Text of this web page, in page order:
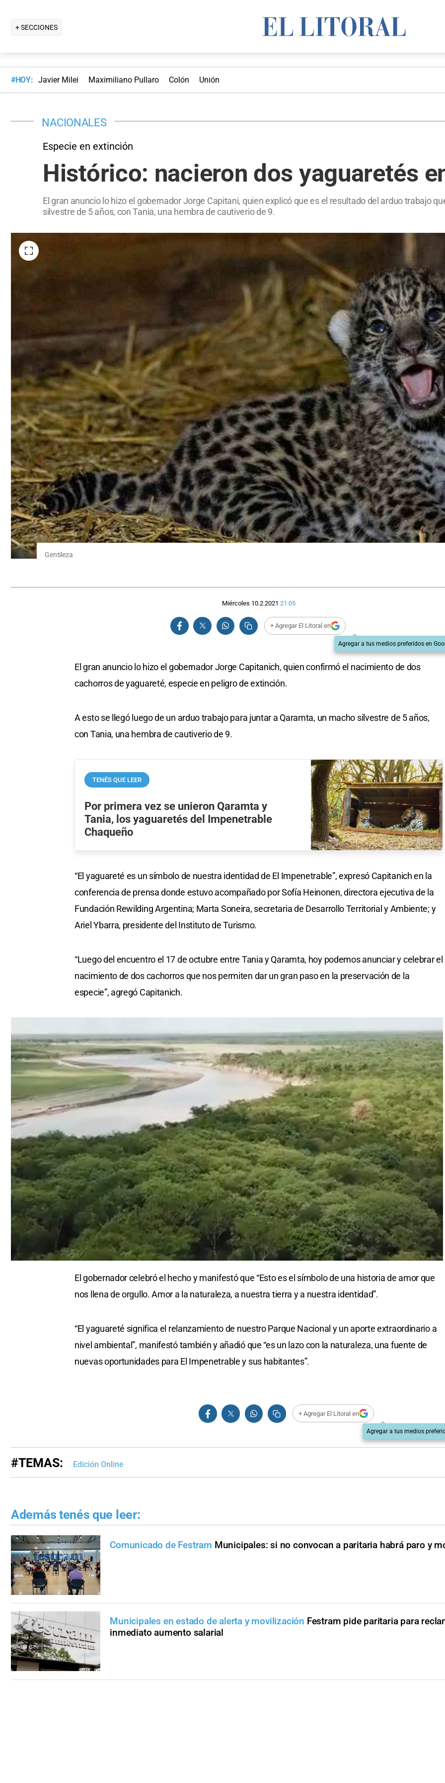
+ SECCIONES
#HOY: Javier Milei Maximiliano Pullaro Colón Unión
NACIONALES
Especie en extinción
Histórico: nacieron dos yaguaretés
El gran anuncio lo hizo el gobernador Jorge Capitani, quien explicó que es el resultado del arduo trabajo
silvestre de 5 años, con Tania, una hembra de cautiverio de 9.
Gentileza
Miércoles 10.2.2021 21:05
+ Agregar El Litoral en
Agregar a tus medios preferidos en
El gran anuncio lo hizo el gobernador Jorge Capitanich, quien confirmó el nacimiento de dos
cachorros de yaguareté, especie en peligro de extinción.
A esto se llegó luego de un arduo trabajo para juntar a Qaramta, un macho silvestre de 5 años,
con Tania, una hembra de cautiverio de 9.
TENÉS QUE LEER
Por primera vez se unieron Qaramta y
Tania, los yaguaretés del Impenetrable
Chaqueño
“El yaguareté es un símbolo de nuestra identidad de El Impenetrable”, expresó Capitanich en la
conferencia de prensa donde estuvo acompañado por Sofía Heinonen, directora ejecutiva de la
Fundación Rewilding Argentina; Marta Soneira, secretaria de Desarrollo Territorial y Ambiente; y
Ariel Ybarra, presidente del Instituto de Turismo.
“Luego del encuentro el 17 de octubre entre Tania y Qaramta, hoy podemos anunciar y celebrar el
nacimiento de dos cachorros que nos permiten dar un gran paso en la preservación de la
especie”, agregó Capitanich.
El gobernador celebró el hecho y manifestó que “Esto es el símbolo de una historia de amor que
nos llena de orgullo. Amor a la naturaleza, a nuestra tierra y a nuestra identidad”.
“El yaguareté significa el relanzamiento de nuestro Parque Nacional y un aporte extraordinario a
nivel ambiental”, manifestó también y añadió que “es un lazo con la naturaleza, una fuente de
nuevas oportunidades para El Impenetrable y sus habitantes”.
+ Agregar El Litoral en
Agregar a tus medios
#TEMAS: Edición Online
Además tenés que leer:
Comunicado de Festram Municipales: si no convocan a paritaria habrá paro y
Municipales en estado de alerta y movilización Festram pide paritaria para
inmediato aumento salarial